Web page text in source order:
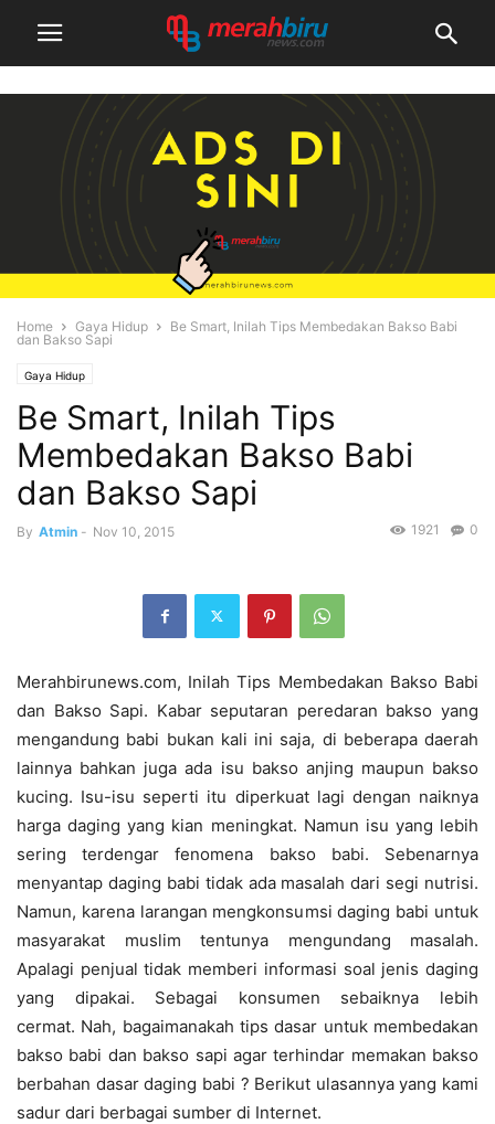
Home Gaya Hidup
Be Smart, Inilah Tips Membedakan Bakso Babi
dan Bakso Sapi
Gaya Hidup
Be Smart, Inilah Tips
Membedakan Bakso Babi
dan Bakso Sapi
By Atmin - Nov 10, 2015 0
1921
Merahbirunews.com, Inilah Tips Membedakan Bakso Babi
dan Bakso Sapi. Kabar seputaran peredaran bakso yang
mengandung babi bukan kali ini saja, di beberapa daerah
lainnya bahkan juga ada isu bakso anjing maupun bakso
kucing. Isu-isu seperti itu diperkuat lagi dengan naiknya
harga daging yang kian meningkat. Namun isu yang lebih
sering terdengar fenomena bakso babi. Sebenarnya
menyantap daging babi tidak ada masalah dari segi nutrisi.
Namun, karena larangan mengkonsumsi daging babi untuk
masyarakat muslim tentunya mengundang masalah.
Apalagi penjual tidak memberi informasi soal jenis daging
yang dipakai. Sebagai konsumen sebaiknya lebih
cermat. Nah, bagaimanakah tips dasar untuk membedakan
bakso babi dan bakso sapi agar terhindar memakan bakso
berbahan dasar daging babi ? Berikut ulasannya yang kami
sadur dari berbagai sumber di Internet.